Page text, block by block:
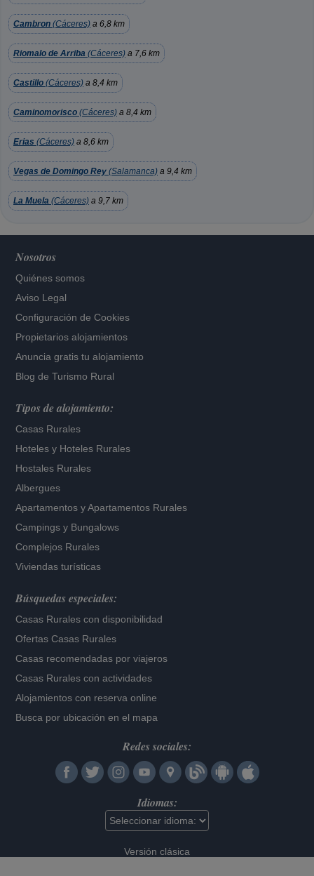
Cambron (Cáceres) a 6,8 km
Riomalo de Arriba (Cáceres) a 7,6 km
Castillo (Cáceres) a 8,4 km
Caminomorisco (Cáceres) a 8,4 km
Erias (Cáceres) a 8,6 km
Vegas de Domingo Rey (Salamanca) a 9,4 km
La Muela (Cáceres) a 9,7 km
Nosotros
Quiénes somos
Aviso Legal
Configuración de Cookies
Propietarios alojamientos
Anuncia gratis tu alojamiento
Blog de Turismo Rural
Tipos de alojamiento:
Casas Rurales
Hoteles y Hoteles Rurales
Hostales Rurales
Albergues
Apartamentos yApartamentos Rurales
Campings y Bungalows
Complejos Rurales
Viviendas turísticas
Búsquedas especiales:
Casas Rurales con disponibilidad
Ofertas Casas Rurales
Casas recomendadas por viajeros
Casas Rurales con actividades
Alojamientos con reserva online
Busca por ubicación en el mapa
Redes sociales:
Idiomas:
Versión clásica